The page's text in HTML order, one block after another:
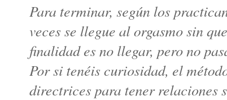
Para terminar, según los
veces se llegue al orgasmo sin
finalidad es no llegar, pero no
Por si tenéis curiosidad, el
directrices para tener relaciones